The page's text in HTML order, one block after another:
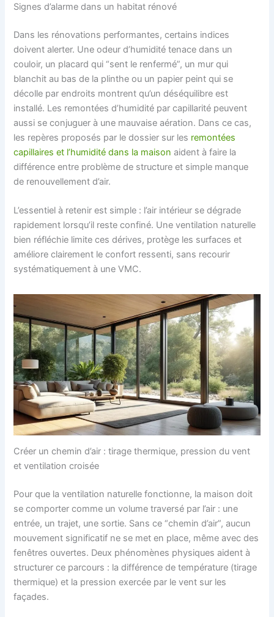
Signes d’alarme dans un habitat rénové
Dans les rénovations performantes, certains indices
doivent alerter. Une odeur d’humidité tenace dans un
couloir, un placard qui “sent le renfermé”, un mur qui
blanchit au bas de la plinthe ou un papier peint qui se
décolle par endroits montrent qu’un déséquilibre est
installé. Les remontées d’humidité par capillarité peuvent
aussi se conjuguer à une mauvaise aération. Dans ce cas,
les repères proposés par le dossier sur les remontées
capillaires et l’humidité dans la maison aident à faire la
différence entre problème de structure et simple manque
de renouvellement d’air.
L’essentiel à retenir est simple : l’air intérieur se dégrade
rapidement lorsqu’il reste confiné. Une ventilation naturelle
bien réfléchie limite ces dérives, protège les surfaces et
améliore clairement le confort ressenti, sans recourir
systématiquement à une VMC.
Créer un chemin d’air : tirage thermique, pression du vent
et ventilation croisée
Pour que la ventilation naturelle fonctionne, la maison doit
se comporter comme un volume traversé par l’air : une
entrée, un trajet, une sortie. Sans ce “chemin d’air”, aucun
mouvement significatif ne se met en place, même avec des
fenêtres ouvertes. Deux phénomènes physiques aident à
structurer ce parcours : la différence de température (tirage
thermique) et la pression exercée par le vent sur les
façades.